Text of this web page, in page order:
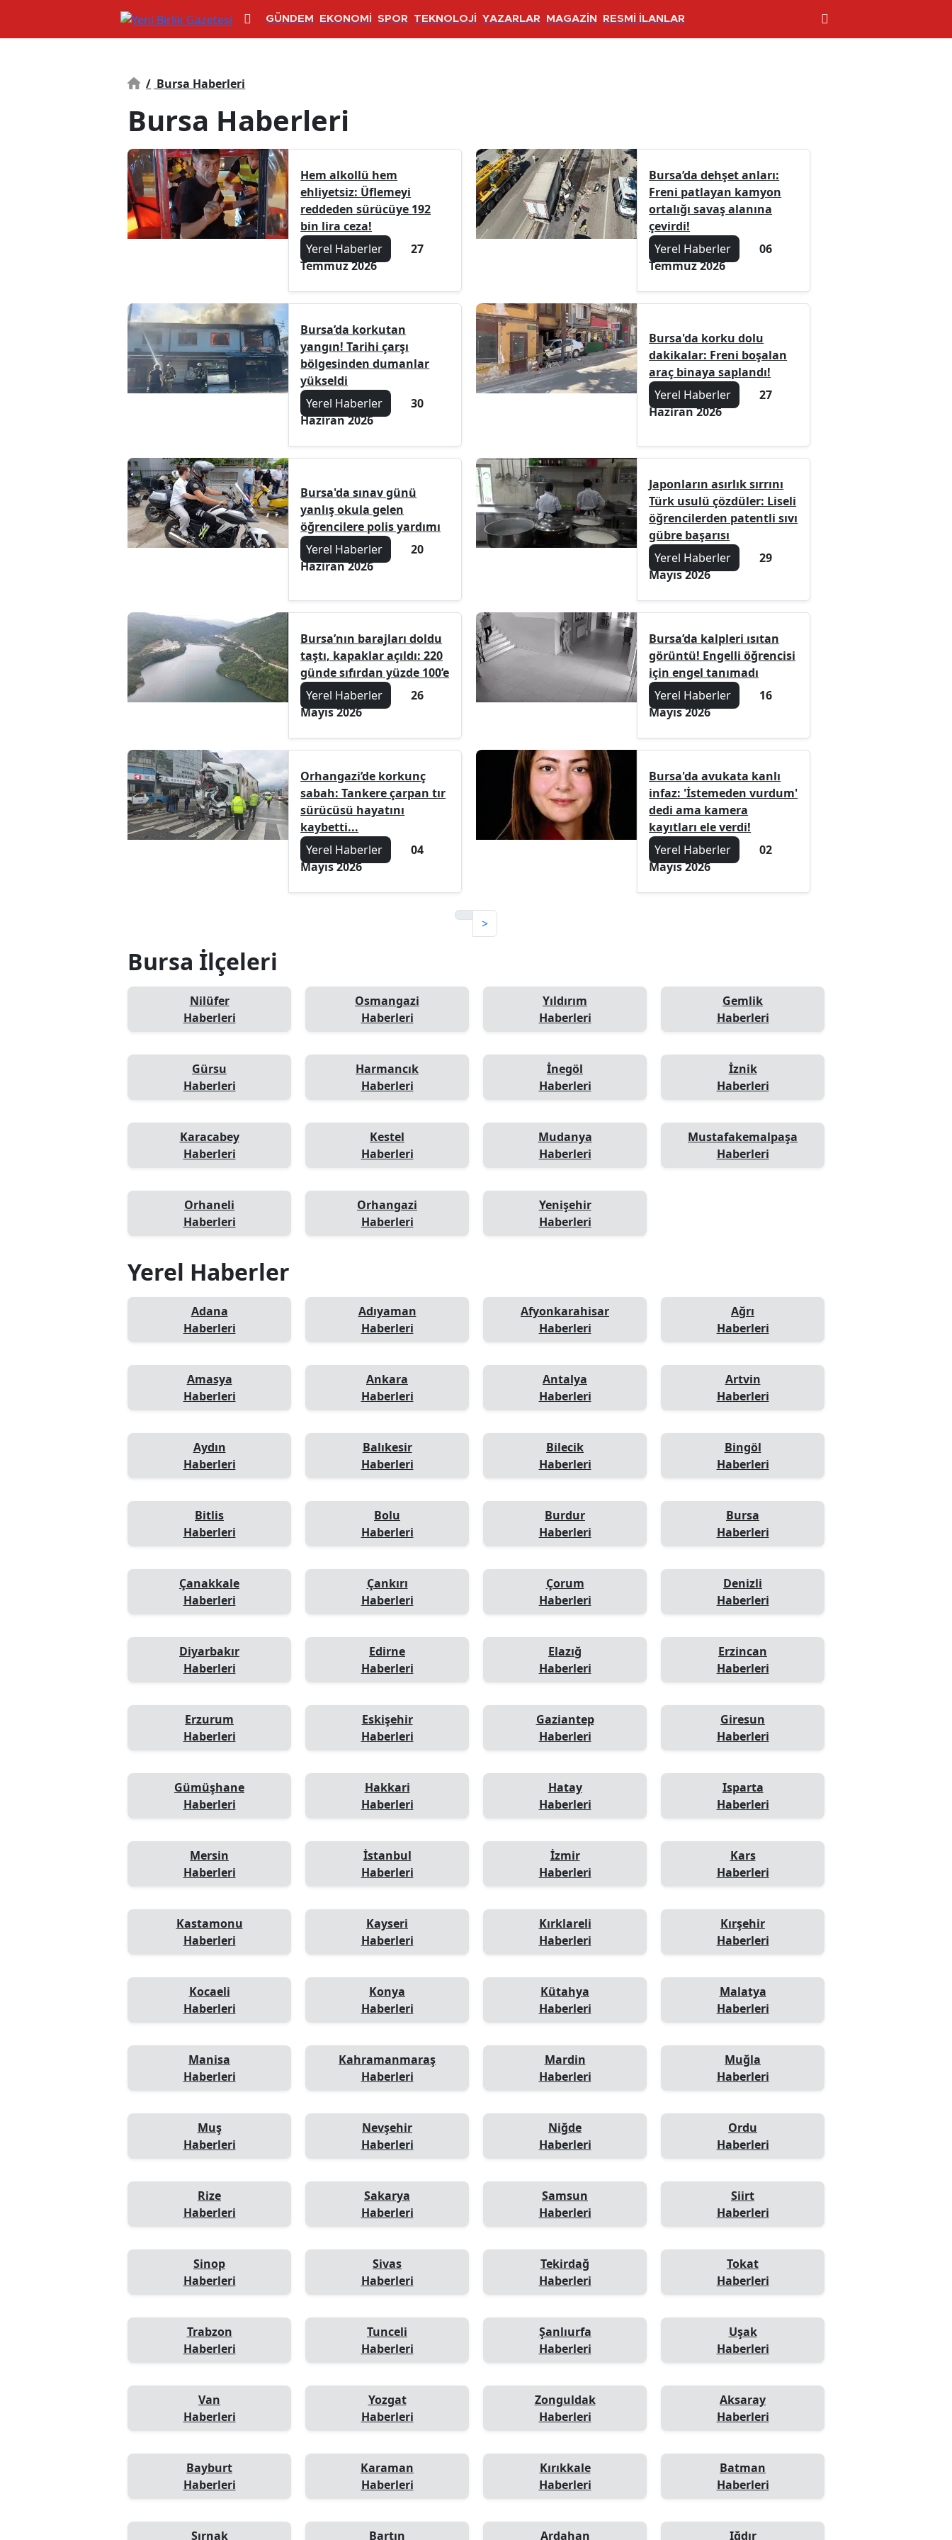
GÜNDEM EKONOMİ SPOR TEKNOLOJİ YAZARLAR MAGAZİN RESMİ İLANLAR
/ Bursa Haberleri
Bursa Haberleri
Hem alkollü hem
ehliyetsiz: Üflemeyi
reddeden sürücüye 192
bin lira ceza!
Yerel Haberler
27
Temmuz 2026
Bursa’da dehşet anları:
Freni patlayan kamyon
ortalığı savaş alanına
çevirdi!
Yerel Haberler
06
Temmuz 2026
Bursa’da korkutan
yangın! Tarihi çarşı
bölgesinden dumanlar
yükseldi
Yerel Haberler
30
Haziran 2026
Bursa'da korku dolu
dakikalar: Freni boşalan
araç binaya saplandı!
Yerel Haberler
27
Haziran 2026
Bursa'da sınav günü
yanlış okula gelen
öğrencilere polis yardımı
Yerel Haberler
20
Haziran 2026
Japonların asırlık sırrını
Türk usulü çözdüler: Liseli
öğrencilerden patentli sıvı
gübre başarısı
Yerel Haberler
29
Mayıs 2026
Bursa’nın barajları doldu
taştı, kapaklar açıldı: 220
günde sıfırdan yüzde 100’e
Yerel Haberler
26
Mayıs 2026
Bursa’da kalpleri ısıtan
görüntü! Engelli öğrencisi
için engel tanımadı
Yerel Haberler
16
Mayıs 2026
Orhangazi’de korkunç
sabah: Tankere çarpan tır
sürücüsü hayatını
kaybetti...
Yerel Haberler
04
Mayıs 2026
Bursa'da avukata kanlı
infaz: 'İstemeden vurdum'
dedi ama kamera
kayıtları ele verdi!
Yerel Haberler
02
Mayıs 2026
>
Bursa İlçeleri
Nilüfer
Haberleri
Osmangazi
Haberleri
Yıldırım
Haberleri
Gemlik
Haberleri
Gürsu
Haberleri
Harmancık
Haberleri
İnegöl
Haberleri
İznik
Haberleri
Karacabey
Haberleri
Kestel
Haberleri
Mudanya
Haberleri
Mustafakemalpaşa
Haberleri
Orhaneli
Haberleri
Orhangazi
Haberleri
Yenişehir
Haberleri
Yerel Haberler
Adana
Haberleri
Adıyaman
Haberleri
Afyonkarahisar
Haberleri
Ağrı
Haberleri
Amasya
Haberleri
Ankara
Haberleri
Antalya
Haberleri
Artvin
Haberleri
Aydın
Haberleri
Balıkesir
Haberleri
Bilecik
Haberleri
Bingöl
Haberleri
Bitlis
Haberleri
Bolu
Haberleri
Burdur
Haberleri
Bursa
Haberleri
Çanakkale
Haberleri
Çankırı
Haberleri
Çorum
Haberleri
Denizli
Haberleri
Diyarbakır
Haberleri
Edirne
Haberleri
Elazığ
Haberleri
Erzincan
Haberleri
Erzurum
Haberleri
Eskişehir
Haberleri
Gaziantep
Haberleri
Giresun
Haberleri
Gümüşhane
Haberleri
Hakkari
Haberleri
Hatay
Haberleri
Isparta
Haberleri
Mersin
Haberleri
İstanbul
Haberleri
İzmir
Haberleri
Kars
Haberleri
Kastamonu
Haberleri
Kayseri
Haberleri
Kırklareli
Haberleri
Kırşehir
Haberleri
Kocaeli
Haberleri
Konya
Haberleri
Kütahya
Haberleri
Malatya
Haberleri
Manisa
Haberleri
Kahramanmaraş
Haberleri
Mardin
Haberleri
Muğla
Haberleri
Muş
Haberleri
Nevşehir
Haberleri
Niğde
Haberleri
Ordu
Haberleri
Rize
Haberleri
Sakarya
Haberleri
Samsun
Haberleri
Siirt
Haberleri
Sinop
Haberleri
Sivas
Haberleri
Tekirdağ
Haberleri
Tokat
Haberleri
Trabzon
Haberleri
Tunceli
Haberleri
Şanlıurfa
Haberleri
Uşak
Haberleri
Van
Haberleri
Yozgat
Haberleri
Zonguldak
Haberleri
Aksaray
Haberleri
Bayburt
Haberleri
Karaman
Haberleri
Kırıkkale
Haberleri
Batman
Haberleri
Şırnak Bartın Ardahan Iğdır